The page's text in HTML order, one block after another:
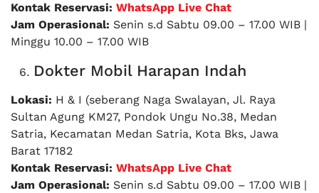
Kontak Reservasi: WhatsApp Live Chat
Jam Operasional: Senin s.d Sabtu 09.00 – 17.00 WIB |
Minggu 10.00 – 17.00 WIB
Dokter Mobil Harapan Indah
Lokasi: H & I (seberang Naga Swalayan, Jl. Raya
Sultan Agung KM27, Pondok Ungu No.38, Medan
Satria, Kecamatan Medan Satria, Kota Bks, Jawa
Barat 17182
Kontak Reservasi: WhatsApp Live Chat
Jam Operasional: Senin s.d Sabtu 09.00 – 17.00 WIB |